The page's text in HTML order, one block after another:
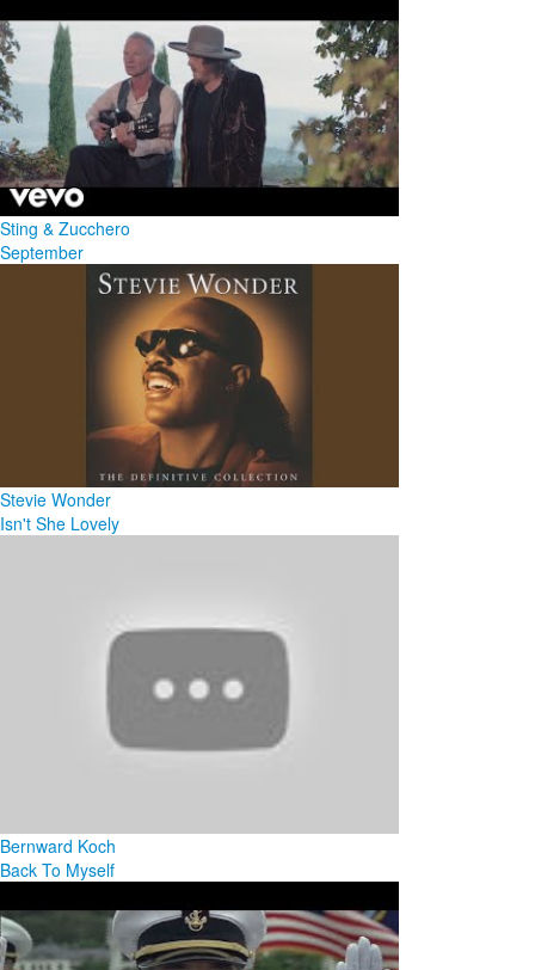
Sting & Zucchero
September
Stevie Wonder
Isn't She Lovely
Bernward Koch
Back To Myself